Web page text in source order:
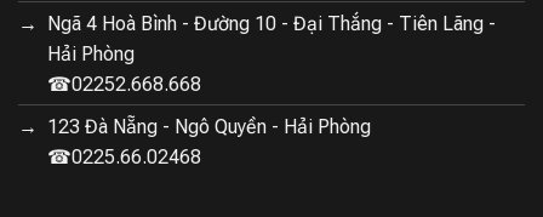
Ngã 4 Hoà Bình - Đường 10 - Đại Thắng - Tiên Lãng -
Hải Phòng
☎02252.668.668
123 Đà Nẵng - Ngô Quyền - Hải Phòng
☎0225.66.02468